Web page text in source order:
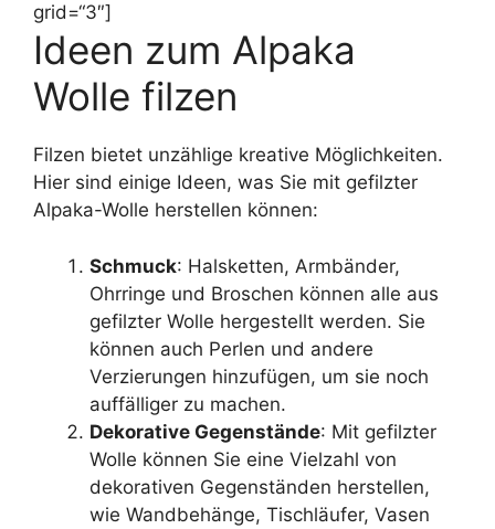
grid=“3″]
Ideen zum Alpaka
Wolle filzen
Filzen bietet unzählige kreative Möglichkeiten.
Hier sind einige Ideen, was Sie mit gefilzter
Alpaka-Wolle herstellen können:
Schmuck: Halsketten, Armbänder,
Ohrringe und Broschen können alle aus
gefilzter Wolle hergestellt werden. Sie
können auch Perlen und andere
Verzierungen hinzufügen, um sie noch
auffälliger zu machen.
Dekorative Gegenstände: Mit gefilzter
Wolle können Sie eine Vielzahl von
dekorativen Gegenständen herstellen,
wie Wandbehänge, Tischläufer, Vasen